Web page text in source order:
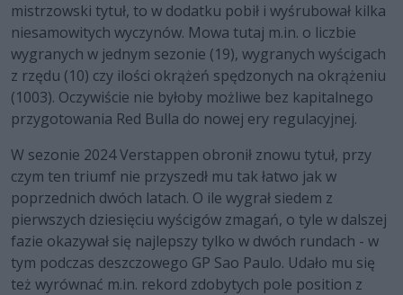
mistrzowski tytuł, to w dodatku pobił i wyśrubował kilka
niesamowitych wyczynów. Mowa tutaj m.in. o liczbie
wygranych w jednym sezonie (19), wygranych wyścigach
z rzędu (10) czy ilości okrążeń spędzonych na okrążeniu
(1003). Oczywiście nie byłoby możliwe bez kapitalnego
przygotowania Red Bulla do nowej ery regulacyjnej.
W sezonie 2024 Verstappen obronił znowu tytuł, przy
czym ten triumf nie przyszedł mu tak łatwo jak w
poprzednich dwóch latach. O ile wygrał siedem z
pierwszych dziesięciu wyścigów zmagań, o tyle w dalszej
fazie okazywał się najlepszy tylko w dwóch rundach - w
tym podczas deszczowego GP Sao Paulo. Udało mu się
też wyrównać m.in. rekord zdobytych pole position z